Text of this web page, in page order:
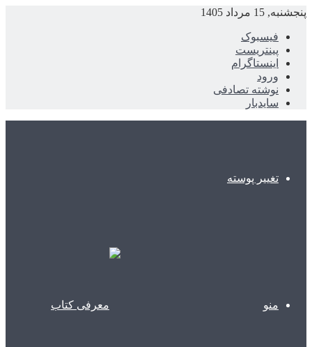
پنجشنبه, 15 مرداد 1405
فیسبوک
پینتریست
اینستاگرام
ورود
نوشته تصادفی
سایدبار
تغییر پوسته
منو